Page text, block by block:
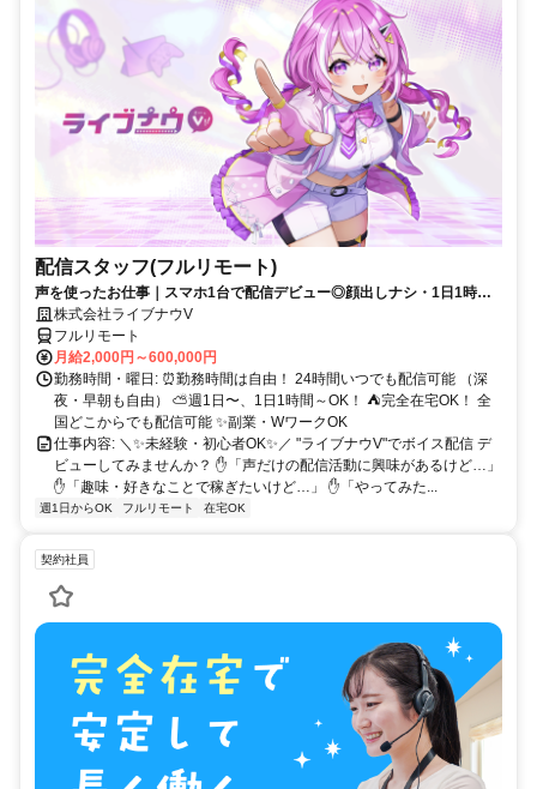
配信スタッフ(フルリモート)
声を使ったお仕事｜スマホ1台で配信デビュー◎顔出しナシ・1日1時間
～OK♪
株式会社ライブナウV
フルリモート
月給2,000円～600,000円
勤務時間・曜日: ⏰勤務時間は自由！ 24時間いつでも配信可能 （深
夜・早朝も自由） ⛅週1日〜、1日1時間～OK！ ⛺完全在宅OK！ 全
国どこからでも配信可能 ✨副業・WワークOK
仕事内容: ＼✨未経験・初心者OK✨／ "ライブナウV"でボイス配信 デ
ビューしてみませんか？ ✋「声だけの配信活動に興味があるけど…」
✋「趣味・好きなことで稼ぎたいけど…」 ✋「やってみた...
週1日からOK フルリモート 在宅OK
契約社員